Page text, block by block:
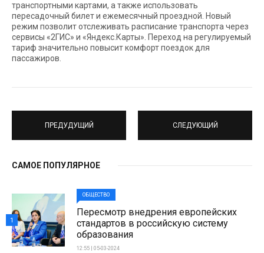
транспортными картами, а также использовать
пересадочный билет и ежемесячный проездной. Новый
режим позволит отслеживать расписание транспорта через
сервисы «2ГИС» и «Яндекс.Карты». Переход на регулируемый
тариф значительно повысит комфорт поездок для
пассажиров.
ПРЕДУДУЩИЙ СЛЕДУЮЩИЙ
САМОЕ ПОПУЛЯРНОЕ
ОБЩЕСТВО
Пересмотр внедрения европейских
стандартов в российскую систему
образования
12:55 | 05-03-2024
1